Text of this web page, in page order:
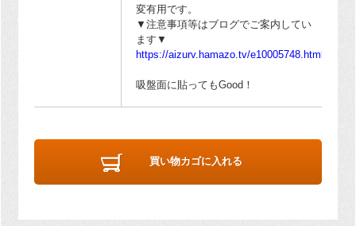
変有用です。
▼注意事項等はブログでご案内してい
ます▼
https://aizurv.hamazo.tv/e10005748.html
吸盤面に貼ってもGood！
買い物カゴに入れる